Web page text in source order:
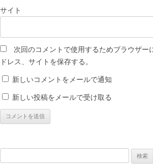
サイト
次回のコメントで使用するためブラウザー
ドレス、サイトを保存する。
新しいコメントをメールで通知
新しい投稿をメールで受け取る